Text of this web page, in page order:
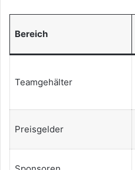
Bereich
Teamgehälter
Preisgelder